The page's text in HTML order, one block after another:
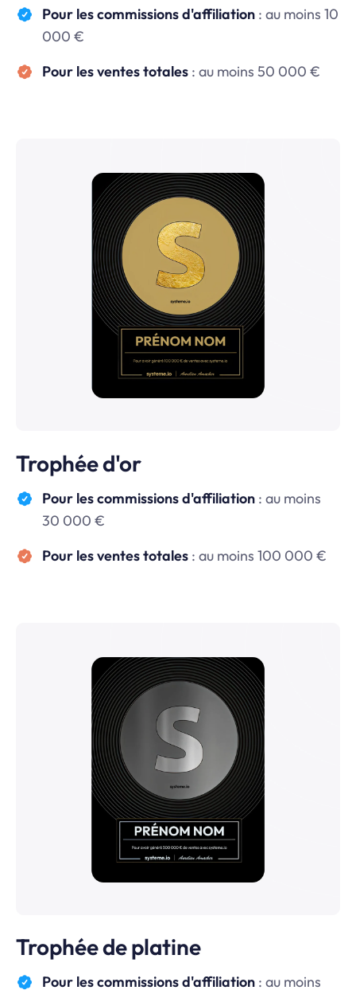
Pour les commissions d'affiliation : au moins 10
000 €
Pour les ventes totales : au moins 50 000 €
Trophée d'or
Pour les commissions d'affiliation : au moins
30 000 €
Pour les ventes totales: au moins 100 000 €
Trophée de platine
Pour les commissions d'affiliation : au moins